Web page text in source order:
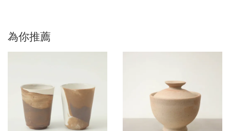
為你推薦